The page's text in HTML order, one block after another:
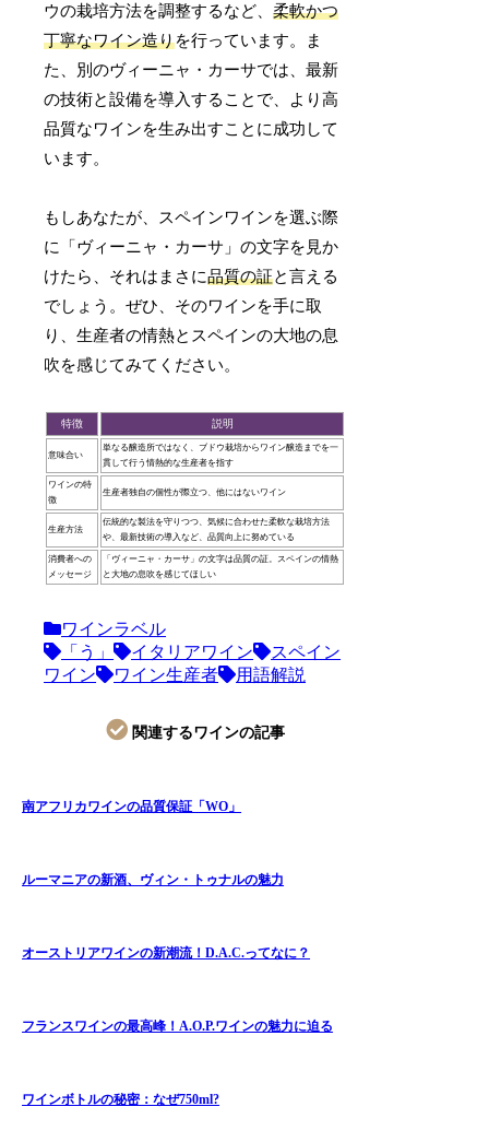
ウの栽培方法を調整するなど、柔軟かつ
丁寧なワイン造りを行っています。ま
た、別のヴィーニャ・カーサでは、最新
の技術と設備を導入することで、より高
品質なワインを生み出すことに成功して
います。
もしあなたが、スペインワインを選ぶ際
に「ヴィーニャ・カーサ」の文字を見か
けたら、それはまさに品質の証と言える
でしょう。ぜひ、そのワインを手に取
り、生産者の情熱とスペインの大地の息
吹を感じてみてください。
特徴 説明
意味合い
単なる醸造所ではなく、ブドウ栽培からワイン醸造までを一
貫して行う情熱的な生産者を指す
ワインの特
徴
生産者独自の個性が際立つ、他にはないワイン
生産方法
伝統的な製法を守りつつ、気候に合わせた柔軟な栽培方法
や、最新技術の導入など、品質向上に努めている
消費者への
メッセージ
「ヴィーニャ・カーサ」の文字は品質の証。スペインの情熱
と大地の息吹を感じてほしい
ワインラベル
「う」
イタリアワイン
スペイン
ワイン
ワイン生産者 用語解説
関連するワインの記事
南アフリカワインの品質保証「WO」
ルーマニアの新酒、ヴィン・トゥナルの魅力
オーストリアワインの新潮流！D.A.C.ってなに？
フランスワインの最高峰！A.O.P.ワインの魅力に迫る
ワインボトルの秘密：なぜ750ml?